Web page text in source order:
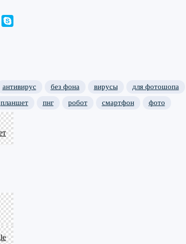
антивирус без фона вирусы для фотошопа
планшет пнг робот смартфон фото